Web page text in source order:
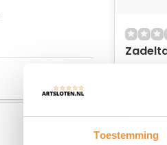
Toestemming
11,95